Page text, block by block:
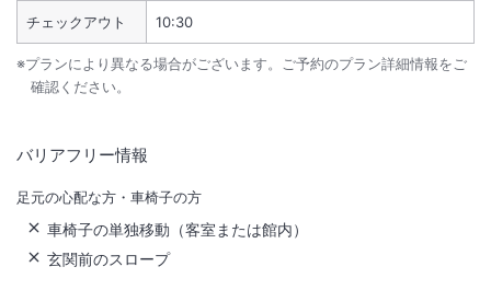
チェックアウト 10:30
※プランにより異なる場合がございます。ご予約のプラン詳細情報をご
確認ください。
バリアフリー情報
足元の心配な方・車椅子の方
車椅子の単独移動（客室または館内）
玄関前のスロープ